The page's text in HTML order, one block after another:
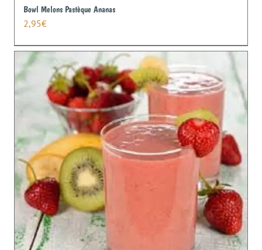
Bowl Melons Pastèque Ananas
2,95€